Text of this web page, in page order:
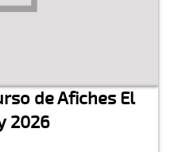
de Afiches El
2026